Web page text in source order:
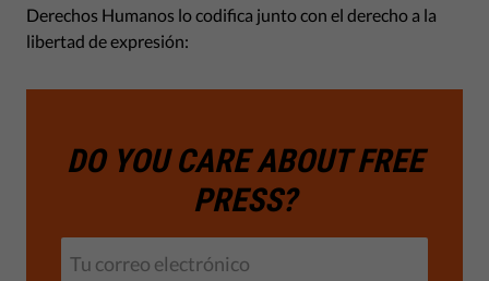
Derechos Humanos lo codifica junto con el derecho a la
libertad de expresión:
DO YOU CARE ABOUT FREE
PRESS?